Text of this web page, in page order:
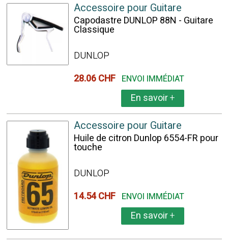
Accessoire pour Guitare
Capodastre DUNLOP 88N - Guitare
Classique
DUNLOP
28.06 CHF ENVOI IMMÉDIAT
En savoir+
Accessoire pour Guitare
Huile de citron Dunlop 6554-FR pour
touche
DUNLOP
14.54 CHF ENVOI IMMÉDIAT
En savoir+